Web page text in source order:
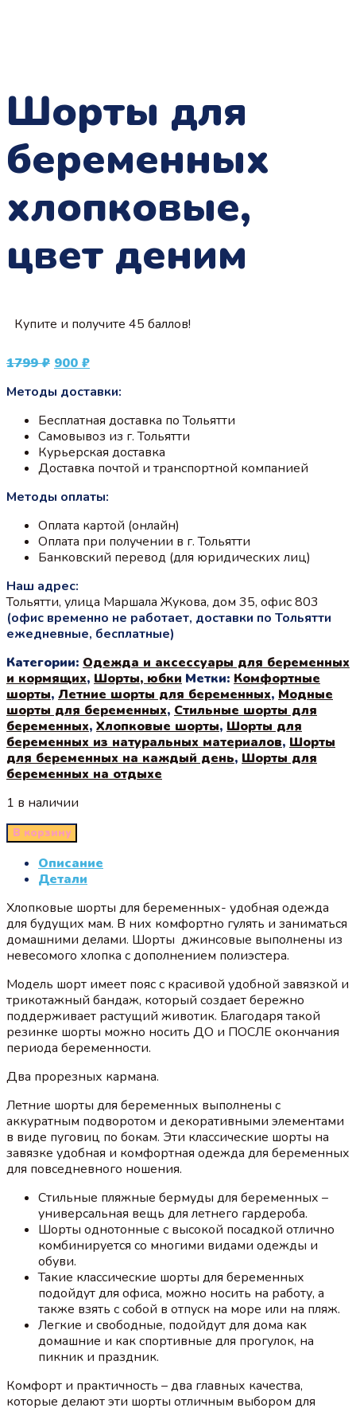
Шорты для
беременных
хлопковые,
цвет деним
Купите и получите 45 баллов!
1799₽ Первоначальная
составляла
900 ₽Текущая
900 ₽.
Методы доставки:
Бесплатная доставка по Тольятти
Самовывоз из г. Тольятти
Курьерская доставка
Доставка почтой и транспортной компанией
Методы оплаты:
Оплата картой (онлайн)
Оплата при получении в г. Тольятти
Банковский перевод (для юридических лиц)
Наш адрес:
Тольятти, улица Маршала Жукова, дом 35, офис 803
(офис временно не работает, доставки по Тольятти
ежедневные, бесплатные)
Категории: Одежда и аксессуары для беременных
и кормящих, Шорты, юбки Метки: Комфортные
шорты, Летние шорты для беременных, Модные
шорты для беременных, Стильные шорты для
беременных, Хлопковые шорты, Шорты для
беременных из натуральных материалов, Шорты
для беременных на каждый день, Шорты для
беременных на отдыхе
1 в наличии
В корзину
Описание
Детали
Хлопковые шорты для беременных- удобная одежда
для будущих мам. В них комфортно гулять и заниматься
домашними делами. Шорты джинсовые выполнены из
невесомого хлопка с дополнением полиэстера.
Модель шорт имеет пояс с красивой удобной завязкой и
трикотажный бандаж, который создает бережно
поддерживает растущий животик. Благодаря такой
резинке шорты можно носить ДО и ПОСЛЕ окончания
периода беременности.
Два прорезных кармана.
Летние шорты для беременных выполнены с
аккуратным подворотом и декоративными элементами
в виде пуговиц по бокам. Эти классические шорты на
завязке удобная и комфортная одежда для беременных
для повседневного ношения.
Стильные пляжные бермуды для беременных –
универсальная вещь для летнего гардероба.
Шорты однотонные с высокой посадкой отлично
комбинируется со многими видами одежды и
обуви.
Такие классические шорты для беременных
подойдут для офиса, можно носить на работу, а
также взять с собой в отпуск на море или на пляж.
Легкие и свободные, подойдут для дома как
домашние и как спортивные для прогулок, на
пикник и праздник.
Комфорт и практичность – два главных качества,
которые делают эти шорты отличным выбором для